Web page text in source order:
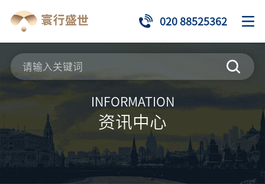
020 88525362
INFORMATION
资讯中心